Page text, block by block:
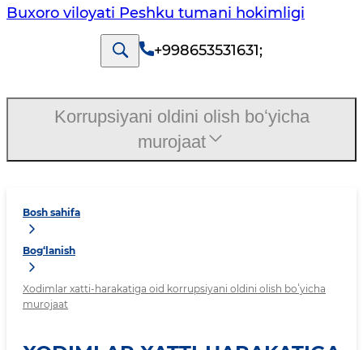
Buxoro viloyati Peshku tumani hokimligi
+998653531631;
Bosh sahifa
Bog‘lanish
Xodimlar xatti-harakatiga oid korrupsiyani oldini olish boʻyicha
murojaat
Korrupsiyani oldini olish boʻyicha
murojaat